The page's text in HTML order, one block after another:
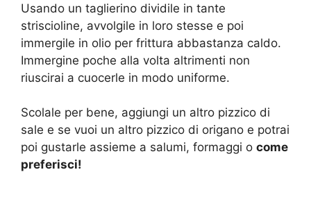
Usando un taglierino dividile in tante
striscioline, avvolgile in loro stesse e poi
immergile in olio per frittura abbastanza caldo.
Immergine poche alla volta altrimenti non
riuscirai a cuocerle in modo uniforme.
Scolale per bene, aggiungi un altro pizzico di
sale e se vuoi un altro pizzico di origano e potrai
poi gustarle assieme a salumi, formaggi o come
preferisci!